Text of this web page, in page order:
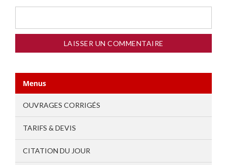
Menus
OUVRAGES CORRIGÉS
TARIFS & DEVIS
CITATION DU JOUR